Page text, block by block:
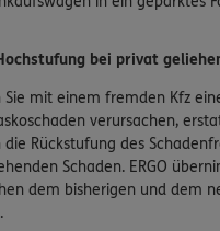
bei privat
Sie mit einem fremden Kfz
verursachen,
die Rückstufung des
Schaden. ERGO
dem bisherigen und dem